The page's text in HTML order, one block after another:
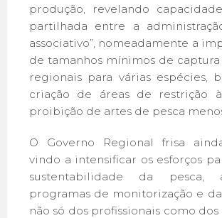
produção, revelando
partilhada entre a
associativo”, nomeadamente a
de tamanhos mínimos de
regionais para várias espécies,
criação de áreas de restrição
proibição de artes de pesca
O Governo Regional frisa
vindo a intensificar os esforços
sustentabilidade da pesca,
programas de monitorização e
não só dos profissionais como